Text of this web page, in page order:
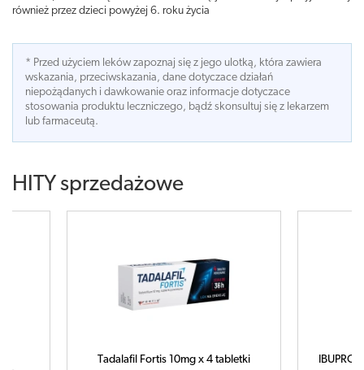
również przez dzieci powyżej 6. roku życia
* Przed użyciem leków zapoznaj się z jego ulotką, która zawiera
wskazania, przeciwskazania, dane dotyczace działań
niepożądanych i dawkowanie oraz informacje dotyczace
stosowania produktu leczniczego, bądź skonsultuj się z lekarzem
lub farmaceutą.
HITY sprzedażowe
Tadalafil Fortis 10mg x 4 tabletki IBUPROM MAX Sprint